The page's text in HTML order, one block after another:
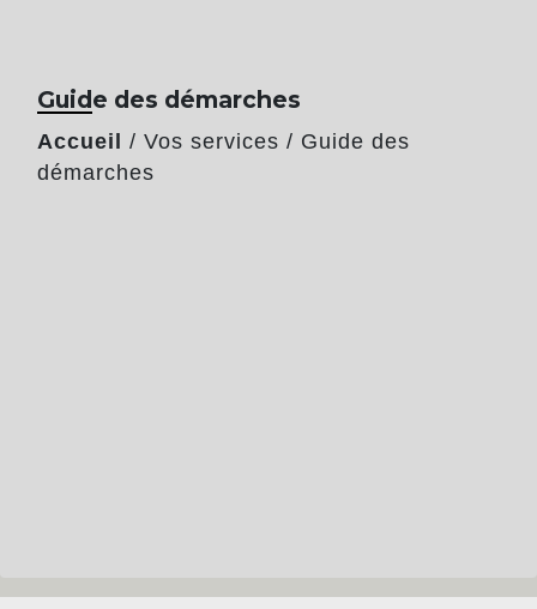
Guide des démarches
Accueil / Vos services / Guide des
démarches